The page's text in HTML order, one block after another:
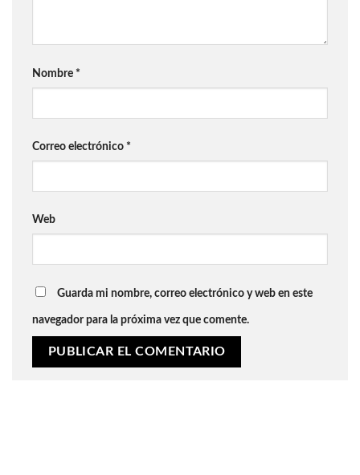
Nombre *
Correo electrónico *
Web
Guarda mi nombre, correo electrónico y web en este
navegador para la próxima vez que comente.